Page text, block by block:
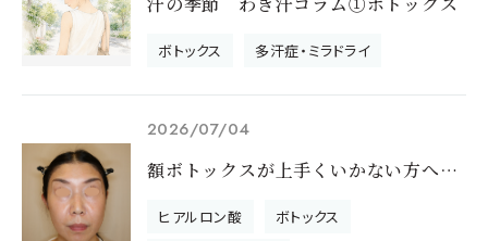
ボトックス 多汗症・ミラドライ
2026/07/04
額ボトックスが上手くいかない方へ｜額のヒアルロン酸注入のお話
ヒアルロン酸
ボトックス